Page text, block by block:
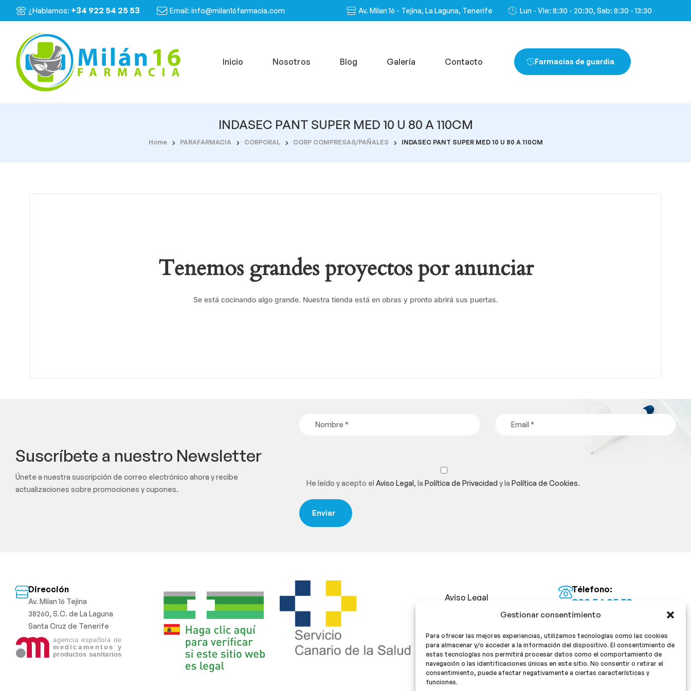
Gestionar consentimiento
Para ofrecer las mejores experiencias, utilizamos tecnologías como las cookies
para almacenar y/o acceder a la información del dispositivo. El consentimiento de
estas tecnologías nos permitirá procesar datos como el comportamiento de
navegación o las identificaciones únicas en este sitio. No consentir o retirar el
consentimiento, puede afectar negativamente a ciertas características y
funciones.
¿Hablamos: +34 922 54 25 53 Email: info@milan16farmacia.com Av. Milan 16 - Tejina, La Laguna, Tenerife Lun - VIe: 8:30 - 20:30, Sab: 8:30 - 13:30
Inicio Nosotros Blog Galería Contacto Farmacias de guardia
INDASEC PANT SUPER MED 10 U 80 A 110CM
Home PARAFARMACIA CORPORAL CORP COMPRESAS/PAÑALES INDASEC PANT SUPER MED 10 U 80 A 110CM
Tenemos grandes proyectos por anunciar
Se está cocinando algo grande. Nuestra tienda está en obras y pronto abrirá sus puertas.
Suscríbete a nuestro Newsletter
Únete a nuestra suscripción de correo electrónico ahora y recibe
actualizaciones sobre promociones y cupones.
He leído y acepto elAviso Legal, laPolítica de Privacidady laPolítica de Cookies.
Dirección
Av. Milan 16 Tejina
38260, S.C. de La Laguna
Santa Cruz de Tenerife
Aviso Legal
Política de Privacidad
Política de cookies
Télefono:
922 54 25 53
Email:
¡Síguenos!